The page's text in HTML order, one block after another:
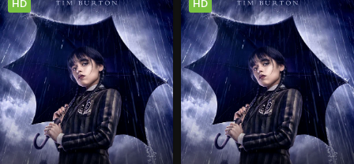
HD HD